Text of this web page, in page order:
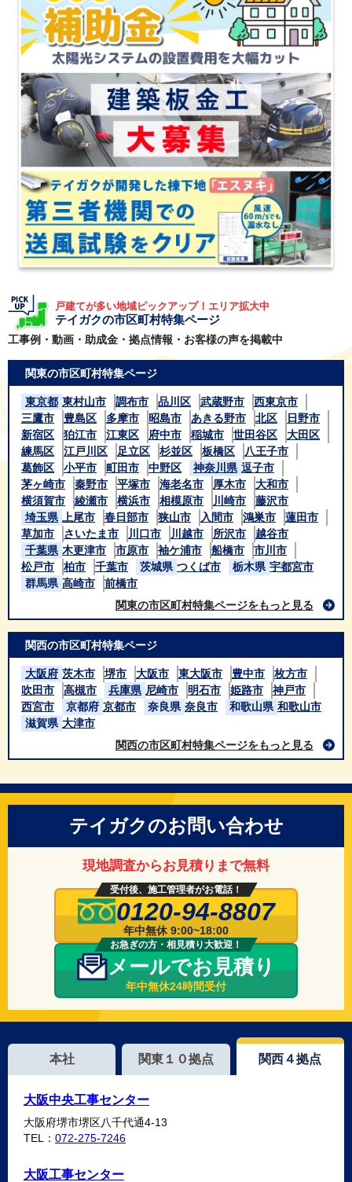
戸建てが多い地域ピックアップ！エリア拡大中
テイガクの市区町村特集ページ
工事例・動画・助成金・拠点情報・お客様の声を掲載中
関東の市区町村特集ページ
東京都 東村山市 調布市 品川区 武蔵野市
西東京市
三鷹市
豊島区 多摩市 昭島市 あきる野市 北区
日野市
新宿区
狛江市 江東区 府中市 稲城市 世田谷区
大田区
練馬区
江戸川区 足立区 杉並区 板橋区
八王子市
葛飾区
小平市 町田市 中野区 神奈川県 逗子市
茅ヶ崎市
秦野市 平塚市 海老名市 厚木市
大和市
横須賀市
綾瀬市 横浜市 相模原市 川崎市
藤沢市
埼玉県
上尾市 春日部市 狭山市 入間市 鴻巣市
蓮田市
草加市
さいたま市 川口市 川越市 所沢市
越谷市
千葉県 木更津市 市原市 袖ケ浦市 船橋市
市川市
松戸市
柏市 千葉市 茨城県 つくば市 栃木県 宇都宮市
群馬県 高崎市
前橋市
関東の市区町村特集ページをもっと見る
関西の市区町村特集ページ
大阪府 茨木市 堺市 大阪市 東大阪市 豊中市
枚方市
吹田市
高槻市 兵庫県 尼崎市 明石市 姫路市
神戸市
西宮市
京都府 京都市 奈良県 奈良市 和歌山県 和歌山市
滋賀県 大津市
関西の市区町村特集ページをもっと見る
テイガクのお問い合わせ
現地調査からお見積りまで無料
受付後、施工管理者がお電話！
0120-94-8807
年中無休 9:00~18:00
お急ぎの方・相見積り大歓迎！
メールでお見積り
年中無休24時間受付
本社 関東１０拠点 関西４拠点
大阪中央工事センター
大阪府堺市堺区八千代通4-13
TEL： 072-275-7246
大阪工事センター